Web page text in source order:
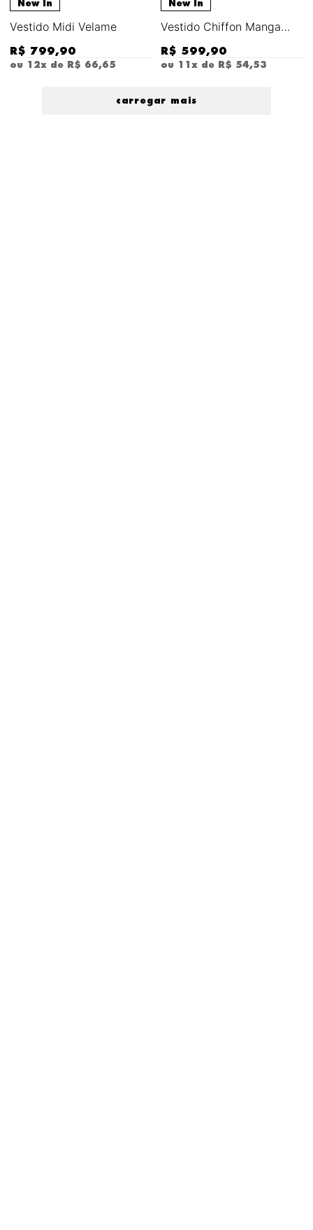
New In
Vestido Midi Velame
R$ 799,90
ou 12x de R$ 66,65
New In
Vestido Chiffon Manga
R$ 599,90
ou 11 x de R$ 54,53